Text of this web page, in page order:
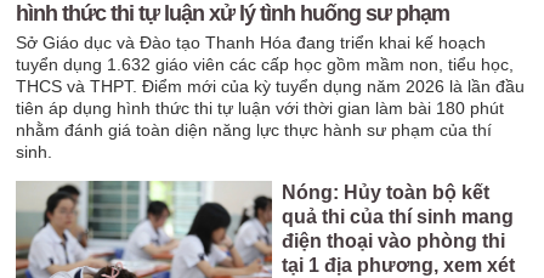
hình thức thi tự luận xử lý tình huống sư phạm
Sở Giáo dục và Đào tạo Thanh Hóa đang triển khai kế hoạch
tuyển dụng 1.632 giáo viên các cấp học gồm mầm non, tiểu học,
THCS và THPT. Điểm mới của kỳ tuyển dụng năm 2026 là lần đầu
tiên áp dụng hình thức thi tự luận với thời gian làm bài 180 phút
nhằm đánh giá toàn diện năng lực thực hành sư phạm của thí
sinh.
Nóng: Hủy toàn bộ kết
quả thi của thí sinh mang
điện thoại vào phòng thi
tại 1 địa phương, xem xét